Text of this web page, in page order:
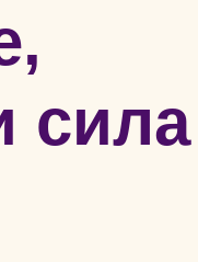
сила